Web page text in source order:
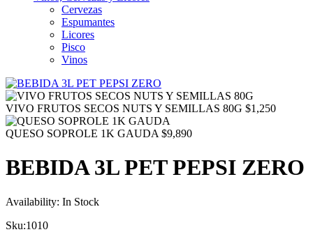
Cervezas
Espumantes
Licores
Pisco
Vinos
VIVO FRUTOS SECOS NUTS Y SEMILLAS 80G $1,250
QUESO SOPROLE 1K GAUDA $9,890
BEBIDA 3L PET PEPSI ZERO
Availability: In Stock
Sku:1010